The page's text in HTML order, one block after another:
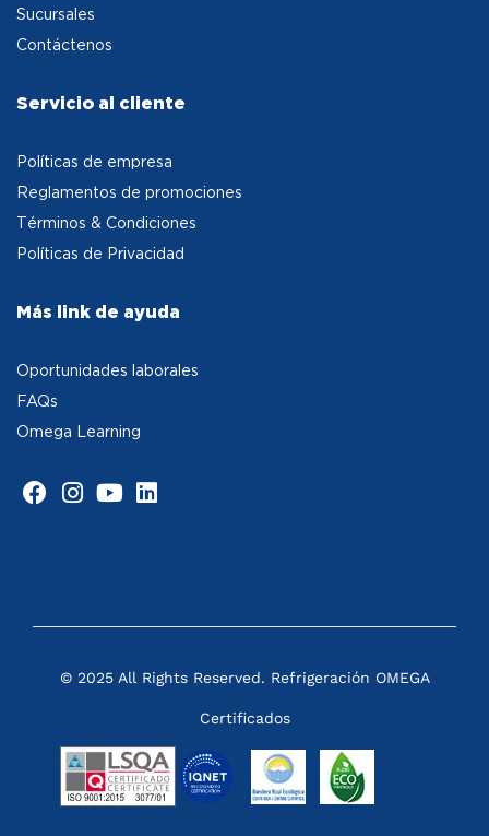
Sucursales
Contáctenos
Servicio al cliente
Políticas de empresa
Reglamentos de promociones
Términos & Condiciones
Políticas de Privacidad
Más link de ayuda
Oportunidades laborales
FAQs
Omega Learning
© 2025 All Rights Reserved. Refrigeración OMEGA
Certificados